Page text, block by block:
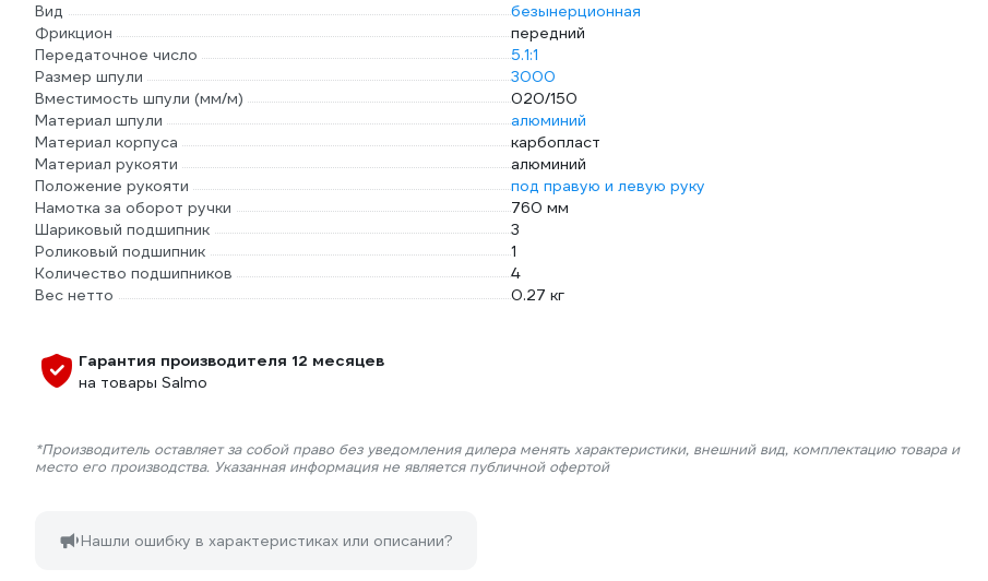
Вид
безынерционная
Фрикцион
передний
Передаточное число
5.1:1
Размер шпули
3000
Вместимость шпули (мм/м)
020/150
Материал шпули
алюминий
Материал корпуса
карбопласт
Материал рукояти
алюминий
Положение рукояти
под правую и левую руку
Намотка за оборот ручки
760 мм
Шариковый подшипник
3
Роликовый подшипник
1
Количество подшипников
4
Вес нетто
0.27 кг
Гарантия производителя 12 месяцев
на товары Salmo
*Производитель оставляет за собой право без уведомления дилера менять характеристики, внешний вид, комплектацию товара и
место его производства. Указанная информация не является публичной офертой
Нашли ошибку в характеристиках или описании?